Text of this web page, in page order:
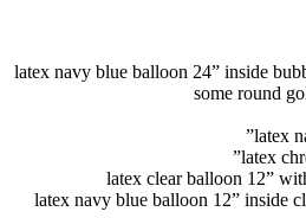
1 latex navy blue balloon 24” inside
some round
2 latex navy blue balloon 12” inside